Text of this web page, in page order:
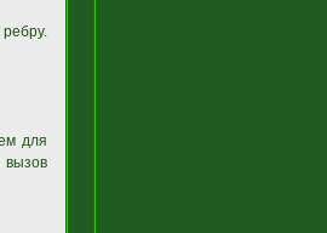
для
вызов